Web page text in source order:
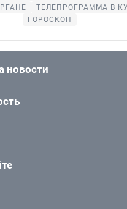
ТЕЛЕПРОГРАММА В
ГОРОСКОП
новости